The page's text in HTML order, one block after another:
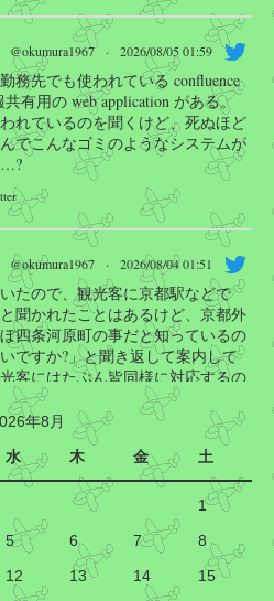
@okumura1967 · 2026/08/05 01:59
務先でも使われている confluence
有用の web application がある。
れているのを聞くけど、死ぬほど
でこんなゴミのようなシステムが
…?
@okumura1967 · 2026/08/04 01:51
たので、観光客に京都駅などで
聞かれたことはあるけど、京都外
四条河原町の事だと知っているの
ですか?」と聞き返して案内して
客にはたぶん皆同様に対応するの
と思うけど…
@kasobus
たいんですけど」と質問されて
由がこれ
駅に祇園四条駅もあるのです
の通り
年8月
水 木 金 土
1
5 6 7
8
12 13 14
15